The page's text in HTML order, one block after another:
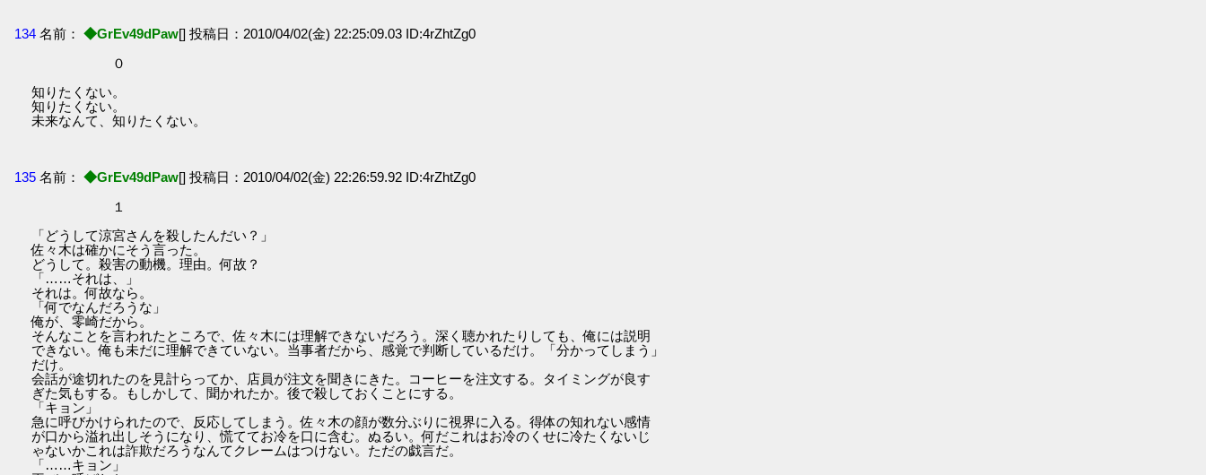
134 名前： ◆GrEv49dPaw[] 投稿日：2010/04/02(金) 22:25:09.03 ID:4rZhtZg0
０
知りたくない。
知りたくない。
未来なんて、知りたくない。
135 名前： ◆GrEv49dPaw[] 投稿日：2010/04/02(金) 22:26:59.92 ID:4rZhtZg0
１
「どうして涼宮さんを殺したんだい？」
佐々木は確かにそう言った。
どうして。殺害の動機。理由。何故？
「……それは、」
それは。何故なら。
「何でなんだろうな」
俺が、零崎だから。
そんなことを言われたところで、佐々木には理解できないだろう。深く聴かれたりしても、俺には説明
できない。俺も未だに理解できていない。当事者だから、感覚で判断しているだけ。「分かってしまう」
だけ。
会話が途切れたのを見計らってか、店員が注文を聞きにきた。コーヒーを注文する。タイミングが良す
ぎた気もする。もしかして、聞かれたか。後で殺しておくことにする。
「キョン」
急に呼びかけられたので、反応してしまう。佐々木の顔が数分ぶりに視界に入る。得体の知れない感情
が口から溢れ出しそうになり、慌ててお冷を口に含む。ぬるい。何だこれはお冷のくせに冷たくないじ
ゃないかこれは詐欺だろうなんてクレームはつけない。ただの戯言だ。
「……キョン」